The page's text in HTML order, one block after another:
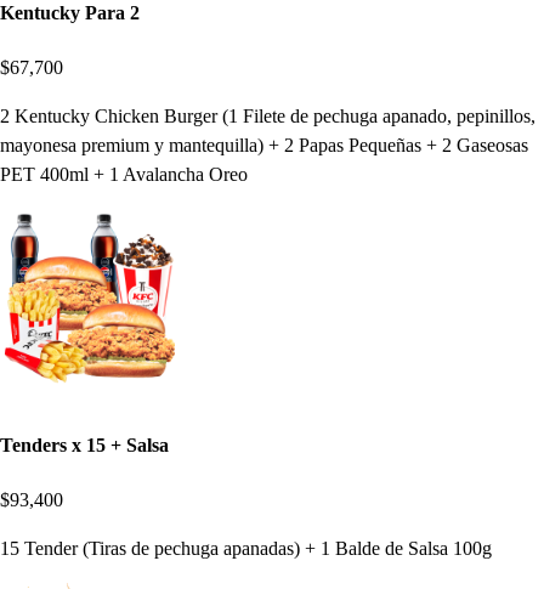
Kentucky Para 2
$67,700
2 Kentucky Chicken Burger (1 Filete de pechuga apanado, pepinillos,
mayonesa premium y mantequilla) + 2 Papas Pequeñas + 2 Gaseosas
PET 400ml + 1 Avalancha Oreo
Tenders x 15 + Salsa
$93,400
15 Tender (Tiras de pechuga apanadas) + 1 Balde de Salsa 100g